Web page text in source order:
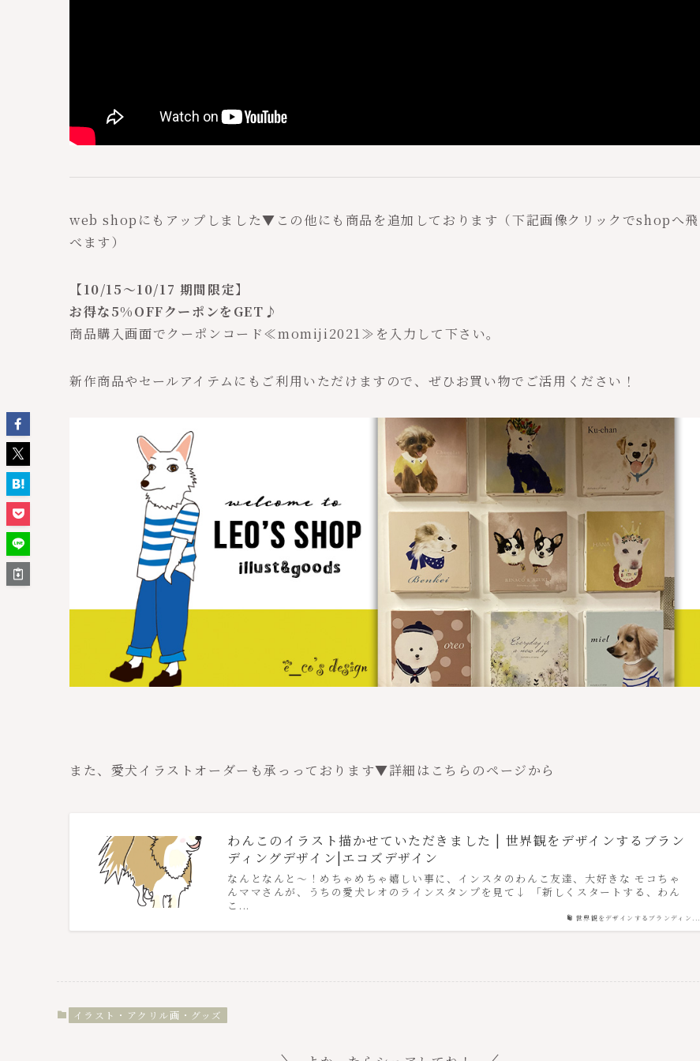
web shopにもアップしました▼この他にも商品を追加しております（下記画像クリックでshopへ飛
べます）
【10/15～10/17 期間限定】
お得な5%OFFクーポンをGET♪
商品購入画面でクーポンコード≪momiji2021≫ を入力して下さい。
新作商品やセールアイテムにもご利用いただけますので、 ぜひお買い物でご活用ください！
また、愛犬イラストオーダーも承っっております▼詳細はこちらのページから
世界観をデザインするブランディン...
わんこのイラスト描かせていただきました | 世界観をデザインするブラン
ディングデザイン|エコズデザイン
なんとなんと〜！めちゃめちゃ嬉しい事に、インスタのわんこ友達、大好きな モコちゃ
んママさんが、うちの愛犬レオのラインスタンプを見て↓ 「新しくスタートする、わん
こ...
イラスト・アクリル画・グッズ